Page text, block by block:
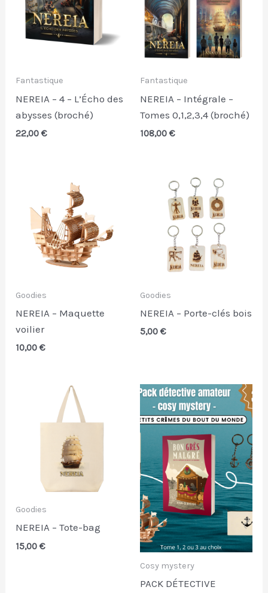
Fantastique
NEREIA – 4 – L’Écho des
abysses (broché)
22,00€
Fantastique
NEREIA – Intégrale –
Tomes 0,1,2,3,4 (broché)
108,00 €
Goodies
NEREIA – Maquette
voilier
10,00€
Goodies
NEREIA – Porte-clés bois
5,00 €
Goodies
NEREIA – Tote-bag
15,00€
Cosy mystery
PACK DÉTECTIVE